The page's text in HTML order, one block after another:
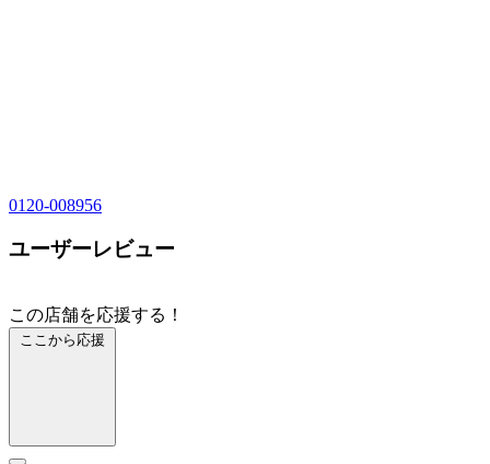
0120-008956
ユーザーレビュー
この店舗を応援する！
ここから応援